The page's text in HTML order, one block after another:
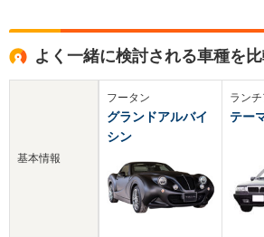
よく一緒に検討される車種を
基本情報
フータン
グランドアルバイ
シン
ランチ
テー